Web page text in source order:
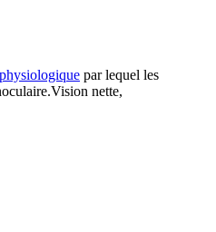
physiologique par lequel les
nette,